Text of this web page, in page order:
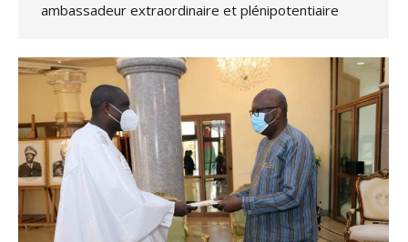
ambassadeur extraordinaire et plénipotentiaire